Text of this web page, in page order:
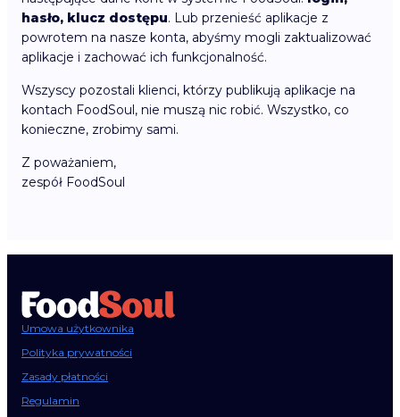
hasło, klucz dostępu. Lub przenieść aplikacje z
powrotem na nasze konta, abyśmy mogli zaktualizować
aplikacje i zachować ich funkcjonalność.
Wszyscy pozostali klienci, którzy publikują aplikacje na
kontach FoodSoul, nie muszą nic robić. Wszystko, co
konieczne, zrobimy sami.
Z poważaniem,
zespół FoodSoul
Umowa użytkownika
Polityka prywatności
Zasady płatności
Regulamin